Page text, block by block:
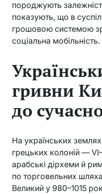
породжують
показують, що в
грошовою системою
соціальна мобільність.
гривни
до
На українських
грецьких колоній —
арабські дірхеми й
по торговельних
Великий у 980–1015